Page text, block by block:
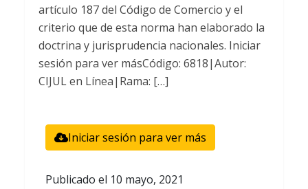
artículo 187 del Código de Comercio y el
criterio que de esta norma han elaborado la
doctrina y jurisprudencia nacionales. Iniciar
sesión para ver másCódigo: 6818|Autor:
CIJUL en Línea|Rama: […]
Iniciar sesión para ver más
Publicado el 10 mayo, 2021